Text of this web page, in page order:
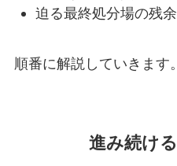
迫る最終処分場の残
順番に解説していきます。
進み続け